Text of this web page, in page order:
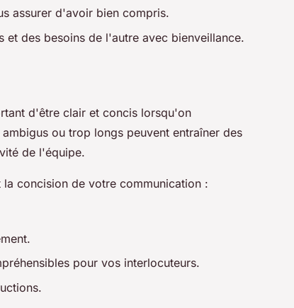
assurer d'avoir bien compris.
et des besoins de l'autre avec bienveillance.
d'être clair et concis lorsqu'on
ambigus ou trop longs peuvent entraîner des
de l'équipe.
concision de votre communication :
pour vos interlocuteurs.